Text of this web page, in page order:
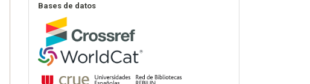
Bases de datos